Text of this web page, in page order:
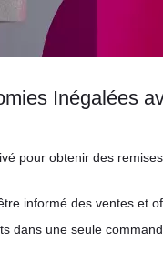
Inégalées
pour obtenir des
informé des ventes et
dans une seule